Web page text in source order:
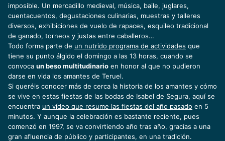
imposible. Un mercadillo medieval, música, baile, juglares,
cuentacuentos, degustaciones culinarias, muestras y talleres
diversos, exhibiciones de vuelo de rapaces, esquileo tradicional
de ganado, torneos y justas entre caballeros…
Todo forma parte de un nutrido programa de actividades que
tiene su punto álgido el domingo a las 13 horas, cuando se
convoca un beso multitudinario en honor al que no pudieron
darse en vida los amantes de Teruel.
Si queréis conocer más de cerca la historia de los amantes y cómo
se vive en estas fiestas de las bodas de Isabel de Segura, aquí se
encuentra un vídeo que resume las fiestas del año pasado en 5
minutos. Y aunque la celebración es bastante reciente, pues
comenzó en 1997, se va convirtiendo año tras año, gracias a una
gran afluencia de público y participantes, en una tradición.